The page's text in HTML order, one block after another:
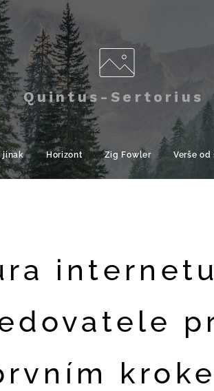
Quintus-Sertorius
jinak Horizont Zig Fowler Verše od